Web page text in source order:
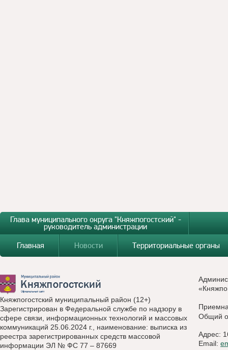
Глава муниципального округа "Княжпогостский" -
руководитель администрации
Главная
Новости Территориальные органы
Княжпогостский муниципальный район (12+)
Зарегистрирован в Федеральной службе по надзору в
сфере связи, информационных технологий и массовых
коммуникаций 25.06.2024 г., наименование: выписка из
реестра зарегистрированных средств массовой
информации ЭЛ № ФС 77 – 87669
Общий
Адрес:
Email: